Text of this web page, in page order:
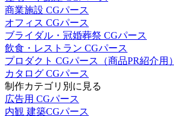
商業施設 CGパース
オフィス CGパース
ブライダル・冠婚葬祭 CGパース
飲食・レストラン CGパース
プロダクト CGパース（商品PR紹介用）
カタログ CGパース
制作カテゴリ別に見る
広告用 CGパース
内観 建築CGパース